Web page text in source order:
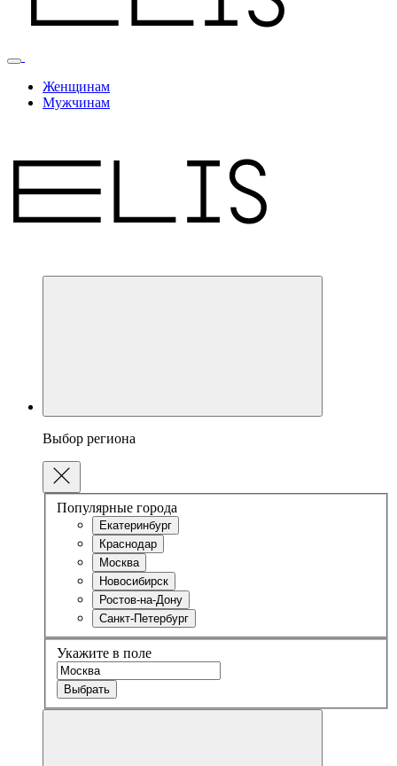
Женщинам
Мужчинам
Выбор региона
Популярные города
Екатеринбург
Краснодар
Москва
Новосибирск
Ростов-на-Дону
Санкт-Петербург
Укажите в поле
Выбрать